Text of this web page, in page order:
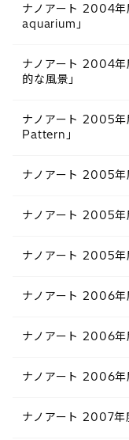
ナノアート 2004
aquarium」
ナノアート 2004年
的な風景」
ナノアート 2005
Pattern」
ナノアート 2005年
ナノアート 2005年
ナノアート 2005
ナノアート 2006
ナノアート 2006
ナノアート 2006年
ナノアート 2007年